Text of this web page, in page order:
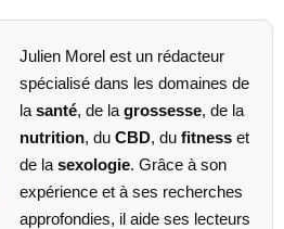
Julien Morel est un rédacteur
spécialisé dans les domaines de
la santé, de la grossesse, de la
nutrition, du CBD, du fitnesset
de la sexologie. Grâce à son
expérience et à ses recherches
approfondies, il aide ses lecteurs